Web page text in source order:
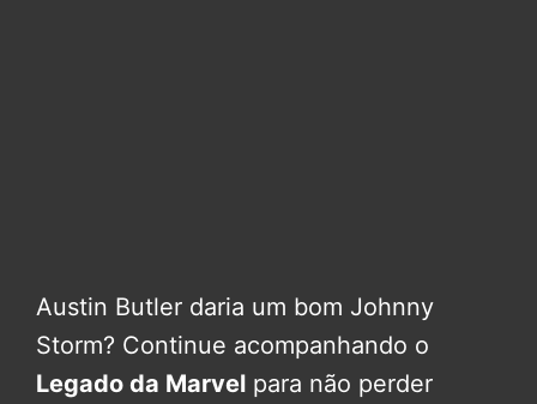
Austin Butler daria um bom Johnny
Storm? Continue acompanhando o
Legado da Marvel para não perder